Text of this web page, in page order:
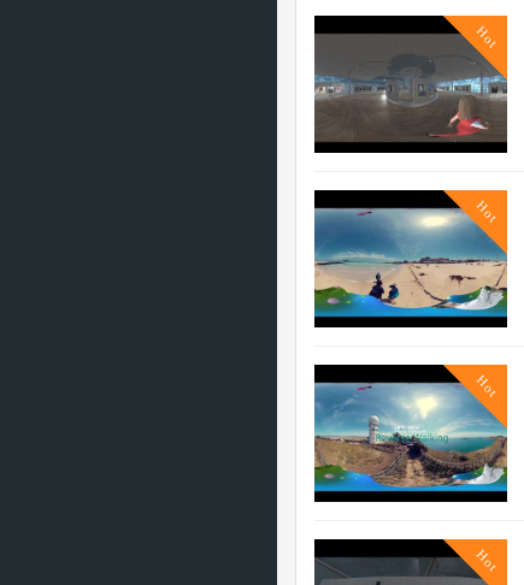
Hot
Hot
Hot
Hot